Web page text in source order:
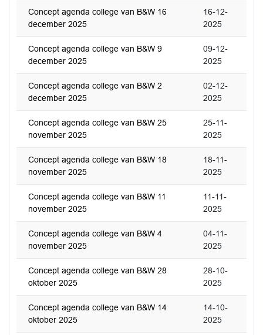
Concept agenda college van B&W 16
december 2025
16-12-
2025
Concept agenda college van B&W 9
december 2025
09-12-
2025
Concept agenda college van B&W 2
december 2025
02-12-
2025
Concept agenda college van B&W 25
november 2025
25-11-
2025
Concept agenda college van B&W 18
november 2025
18-11-
2025
Concept agenda college van B&W 11
november 2025
11-11-
2025
Concept agenda college van B&W 4
november 2025
04-11-
2025
Concept agenda college van B&W 28
oktober 2025
28-10-
2025
Concept agenda college van B&W 14
oktober 2025
14-10-
2025